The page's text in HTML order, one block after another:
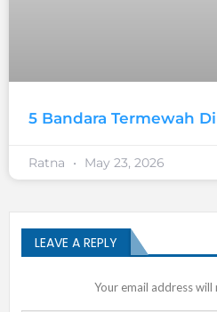
5 Bandara Termewah
Ratna May 23, 2026
LEAVE A REPLY
Your email address